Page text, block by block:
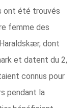
ont été trouvés
femme des
dont
et datent du 2,
connus pour
pendant la